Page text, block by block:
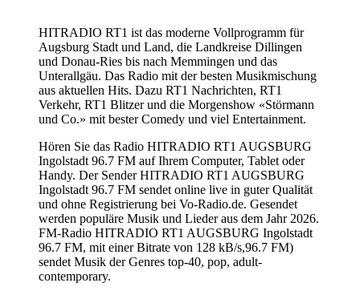
HITRADIO RT1 ist das moderne Vollprogramm für
Augsburg Stadt und Land, die Landkreise Dillingen
und Donau-Ries bis nach Memmingen und das
Unterallgäu. Das Radio mit der besten Musikmischung
aus aktuellen Hits. Dazu RT1 Nachrichten, RT1
Verkehr, RT1 Blitzer und die Morgenshow «Störmann
und Co.» mit bester Comedy und viel Entertainment.
Hören Sie das Radio HITRADIO RT1 AUGSBURG
Ingolstadt 96.7 FM auf Ihrem Computer, Tablet oder
Handy. Der Sender HITRADIO RT1 AUGSBURG
Ingolstadt 96.7 FM sendet online live in guter Qualität
und ohne Registrierung bei Vo-Radio.de. Gesendet
werden populäre Musik und Lieder aus dem Jahr 2026.
FM-Radio HITRADIO RT1 AUGSBURG Ingolstadt
96.7 FM, mit einer Bitrate von 128 kB/s,96.7 FM)
sendet Musik der Genres top-40, pop, adult-
contemporary.